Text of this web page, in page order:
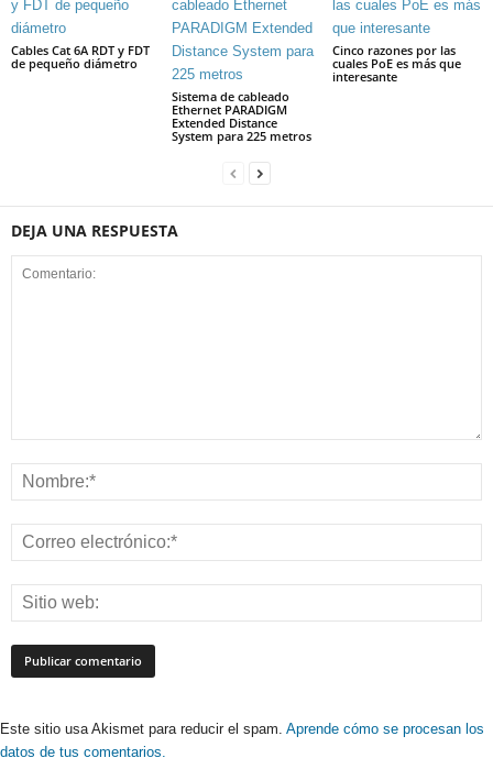
Cables Cat 6A RDT y FDT
de pequeño diámetro
Sistema de cableado
Ethernet PARADIGM
Extended Distance
System para 225 metros
Cinco razones por las
cuales PoE es más que
interesante
DEJA UNA RESPUESTA
Este sitio usa Akismet para reducir el spam. Aprende cómo se procesan los
datos de tus comentarios.